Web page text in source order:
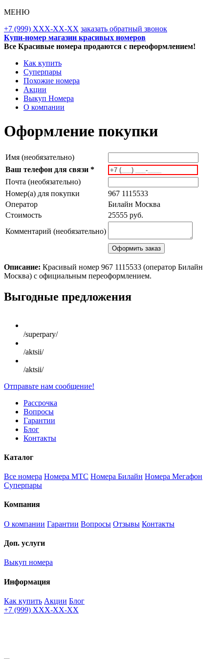
МЕНЮ
+7 (999) XXX-XX-XX заказать обратный звонок
Купи-номер магазин красивых номеров
Все Красивые номера продаются с переоформлением!
Как купить
Суперпары
Похожие номера
Акции
Выкуп Номера
О компании
Оформление покупки
Имя (необязательно)
Ваш телефон для связи *
Почта (необязательно)
Номер(а) для покупки
967 1115533
Оператор
Билайн Москва
Стоимость
25555 руб.
Комментарий (необязательно)
Описание: Красивый номер 967 1115533 (оператор Билайн
Москва) с официальным переоформлением.
Scroll
Up
Выгодные предложения
/superpary/
/aktsii/
/aktsii/
Отправьте нам сообщение!
Рассрочка
Вопросы
Гарантии
Блог
Контакты
Каталог
Все номера Номера МТС Номера Билайн Номера Мегафон
Суперпары
Компания
О компании Гарантии Вопросы Отзывы Контакты
Доп. услуги
Выкуп номера
Информация
Как купить Акции Блог
+7 (999) XXX-XX-XX